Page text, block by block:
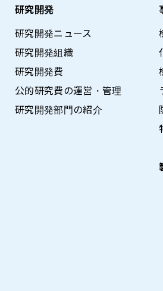
研究開発
研究開発ニュース
研究開発組織
研究開発費
公的研究費の運営・管理
研究開発部門の紹介